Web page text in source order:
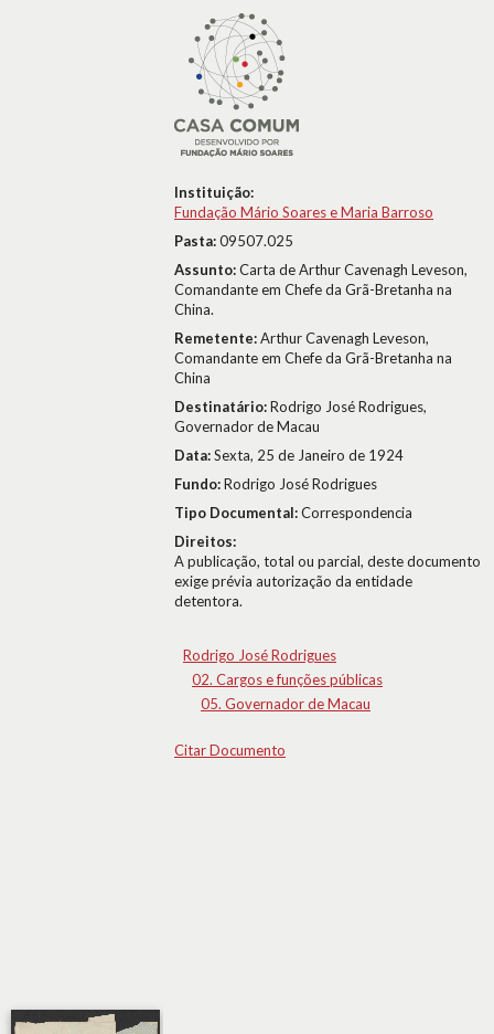
Instituição:
Fundação Mário Soares e Maria Barroso
Pasta:09507.025
Assunto:Carta de Arthur Cavenagh Leveson,
Comandante em Chefe da Grã-Bretanha na
China.
Remetente:Arthur Cavenagh Leveson,
Comandante em Chefe da Grã-Bretanha na
China
Destinatário:Rodrigo José Rodrigues,
Governador de Macau
Data:Sexta, 25 de Janeiro de 1924
Fundo:Rodrigo José Rodrigues
Tipo Documental:Correspondencia
Direitos:
A publicação, total ou parcial, deste documento
exige prévia autorização da entidade
detentora.
Rodrigo José Rodrigues
02. Cargos e funções públicas
05. Governador de Macau
Citar Documento